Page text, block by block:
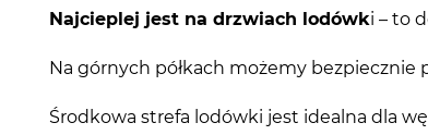
Najcieplej jest na drzwiach lodówki – to
Na górnych półkach możemy
Środkowa strefa lodówki jest idealna dla